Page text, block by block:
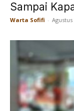
Sampai
Warta Sofifi - Agustus